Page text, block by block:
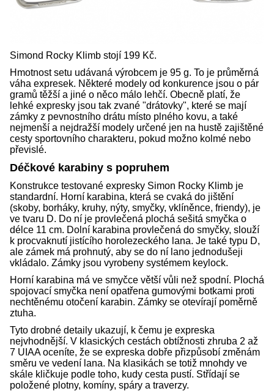
Simond Rocky Klimb stojí 199 Kč.
Hmotnost setu udávaná výrobcem je 95 g. To je průměrná
váha expresek. Některé modely od konkurence jsou o pár
gramů těžší a jiné o něco málo lehčí. Obecně platí, že
lehké expresky jsou tak zvané "drátovky", které se mají
zámky z pevnostního drátu místo plného kovu, a také
nejmenší a nejdražší modely určené jen na hustě zajištěné
cesty sportovního charakteru, pokud možno kolmé nebo
převislé.
Déčkové karabiny s popruhem
Konstrukce testované expresky Simon Rocky Klimb je
standardní. Horní karabina, která se cvaká do jištění
(skoby, borháky, kruhy, nýty, smyčky, vklíněnce, friendy), je
ve tvaru D. Do ní je provlečená plochá sešitá smyčka o
délce 11 cm. Dolní karabina provlečená do smyčky, slouží
k procvaknutí jistícího horolezeckého lana. Je také typu D,
ale zámek má prohnutý, aby se do ní lano jednodušeji
vkládalo. Zámky jsou vyrobeny systémem keylock.
Horní karabina má ve smyčce větší vůli než spodní. Plochá
spojovací smyčka není opatřena gumovými botkami proti
nechtěnému otočení karabin. Zámky se otevírají poměrně
ztuha.
Tyto drobné detaily ukazují, k čemu je expreska
nejvhodnější. V klasických cestách obtížnosti zhruba 2 až
7 UIAA oceníte, že se expreska dobře přizpůsobí změnám
směru ve vedení lana. Na klasikách se totiž mnohdy ve
skále kličkuje podle toho, kudy cesta pustí. Střídají se
položené plotny, komíny, spáry a traverzy.